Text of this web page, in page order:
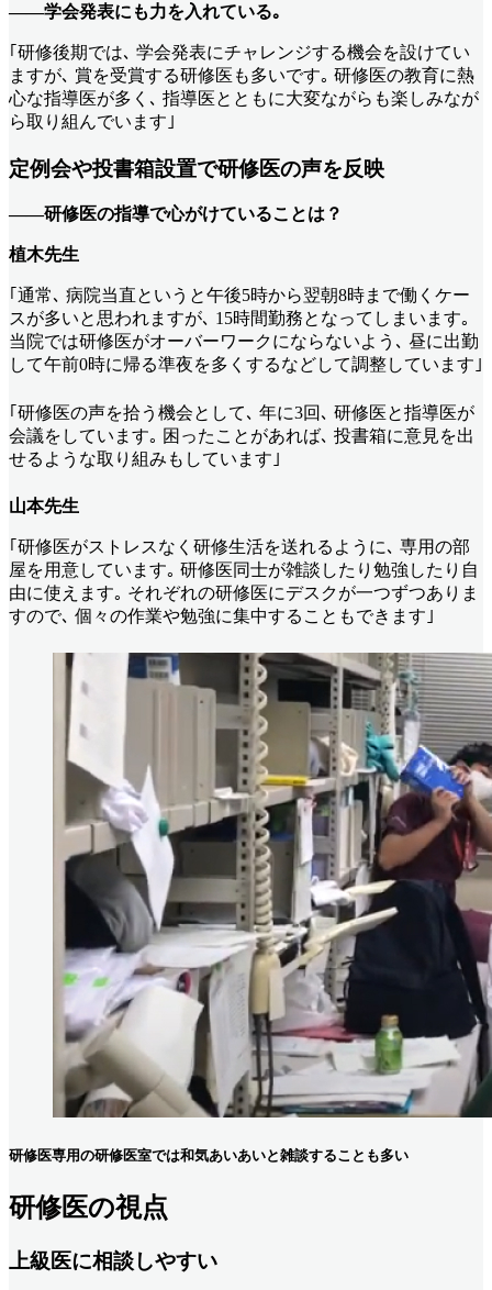
――学会発表にも力を入れている｡
｢研修後期では､ 学会発表にチャレンジする機会を設けてい
ますが､ 賞を受賞する研修医も多いです｡ 研修医の教育に熱
心な指導医が多く､ 指導医とともに大変ながらも楽しみなが
ら取り組んでいます｣
定例会や投書箱設置で研修医の声を反映
――研修医の指導で心がけていることは？
植木先生
｢通常､ 病院当直というと午後5時から翌朝8時まで働くケー
スが多いと思われますが､ 15時間勤務となってしまいます｡
当院では研修医がオーバーワークにならないよう､ 昼に出勤
して午前0時に帰る準夜を多くするなどして調整しています｣
｢研修医の声を拾う機会として､ 年に3回､ 研修医と指導医が
会議をしています｡ 困ったことがあれば､ 投書箱に意見を出
せるような取り組みもしています｣
山本先生
｢研修医がストレスなく研修生活を送れるように､ 専用の部
屋を用意しています｡ 研修医同士が雑談したり勉強したり自
由に使えます｡ それぞれの研修医にデスクが一つずつありま
すので､ 個々の作業や勉強に集中することもできます｣
研修医専用の研修医室では和気あいあいと雑談することも多い
研修医の視点
上級医に相談しやすい